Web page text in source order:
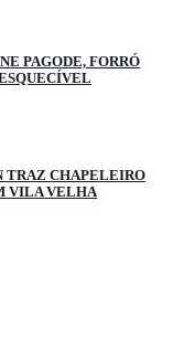
PAGODE, FORRÓ
TRAZ CHAPELEIRO
VILA VELHA